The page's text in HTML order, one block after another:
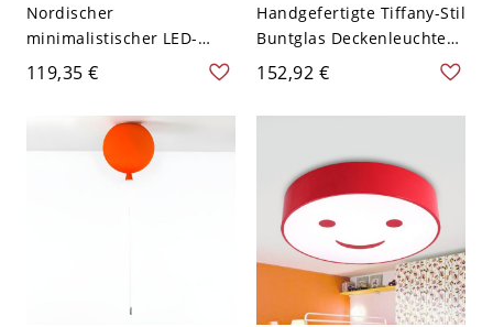
Nordischer
minimalistischer LED-
Deckenleuchte mit
sanftem Glanzfinish - Rot
110V-120V 30,48 cm Rund
119,35 €
Handgefertigte Tiffany-Stil
Buntglas Deckenleuchte
halbeingelassen - 110V-
120V Rot-Grün
152,92 €